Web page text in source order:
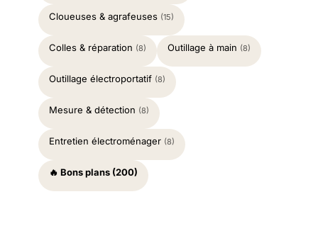
Cloueuses & agrafeuses (15)
Colles & réparation (8) Outillage à main (8)
Outillage électroportatif (8)
Mesure & détection (8)
Entretien électroménager (8)
🔥 Bons plans (200)